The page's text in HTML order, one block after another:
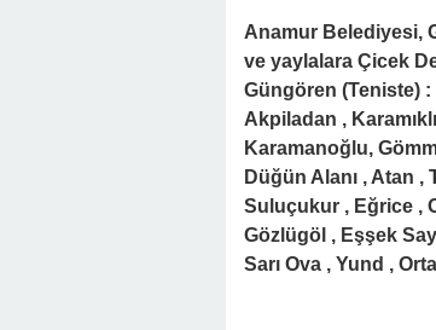
Anamur Belediyesi,
ve yaylalara Çicek
Güngören (Teniste) :
Akpiladan ,
Karamanoğlu,
Düğün Alanı , Atan ,
Suluçukur , Eğrice ,
Gözlügöl , Eşşek
Sarı Ova , Yund ,